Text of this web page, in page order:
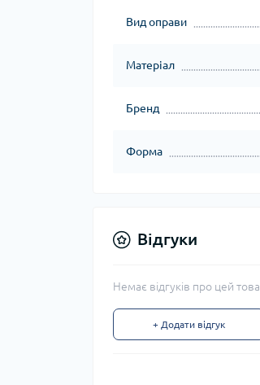
Вид оправи
Матеріал
Бренд
Форма
Відгуки
Немає відгуків про цей
+ Додати відгук